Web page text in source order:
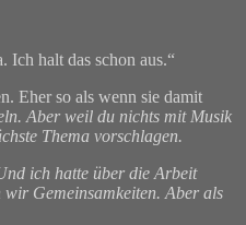
Ich halt das schon aus.“
Eher so als wenn sie damit
Aber weil du nichts mit Musik
Thema vorschlagen.
ich hatte über die Arbeit
Gemeinsamkeiten. Aber als